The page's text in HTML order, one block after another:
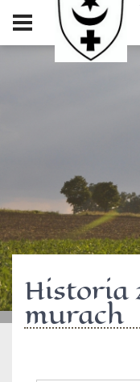
Historia
murach